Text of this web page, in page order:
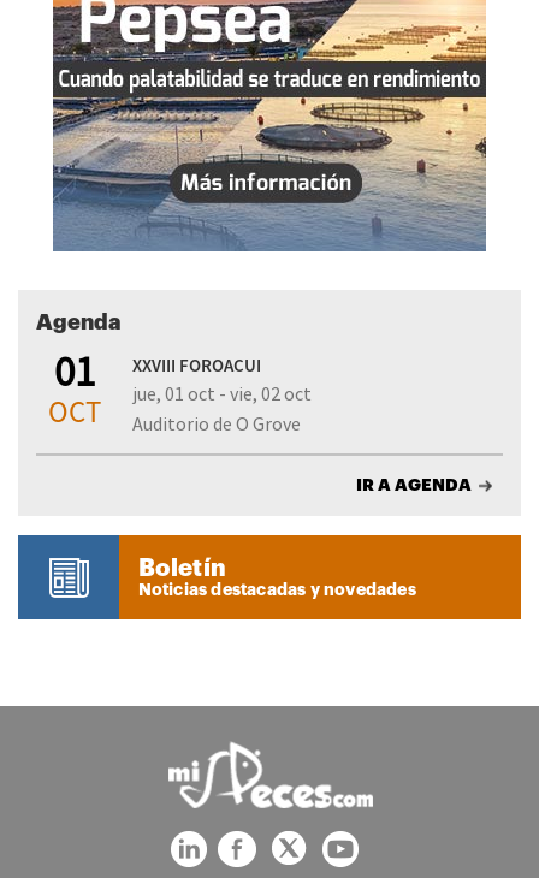
Agenda
01
OCT
XXVIII FOROACUI
jue, 01 oct - vie, 02 oct
Auditorio de O Grove
IR A AGENDA
Boletín
Noticias destacadas y novedades